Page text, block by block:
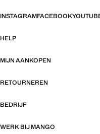
INSTAGRAMFACEBOOK
HELP
MIJN AANKOPEN
RETOURNEREN
BEDRIJF
WERK BIJ MANGO